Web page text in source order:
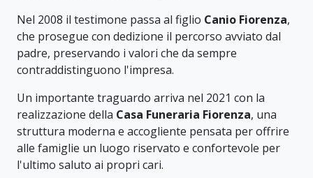
Nel 2008 il testimone passa al figlio Canio Fiorenza,
che prosegue con dedizione il percorso avviato dal
padre, preservando i valori che da sempre
contraddistinguono l'impresa.
Un importante traguardo arriva nel 2021 con la
realizzazione della Casa Funeraria Fiorenza, una
struttura moderna e accogliente pensata per offrire
alle famiglie un luogo riservato e confortevole per
l'ultimo saluto ai propri cari.